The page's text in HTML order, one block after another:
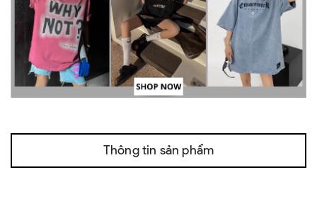
Thông tin sản phẩm